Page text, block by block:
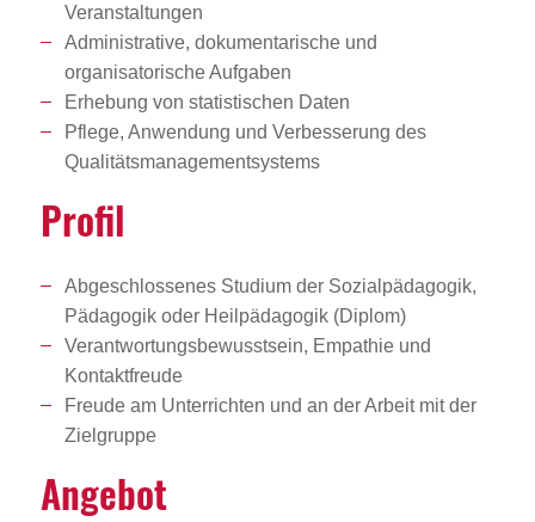
Veranstaltungen
Administrative, dokumentarische und
organisatorische Aufgaben
Erhebung von statistischen Daten
Pflege, Anwendung und Verbesserung des
Qualitätsmanagementsystems
Profil
Abgeschlossenes Studium der Sozialpädagogik,
Pädagogik oder Heilpädagogik (Diplom)
Verantwortungsbewusstsein, Empathie und
Kontaktfreude
Freude am Unterrichten und an der Arbeit mit der
Zielgruppe
Angebot